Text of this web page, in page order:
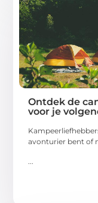
Ontdek de
voor je
avonturier bent of